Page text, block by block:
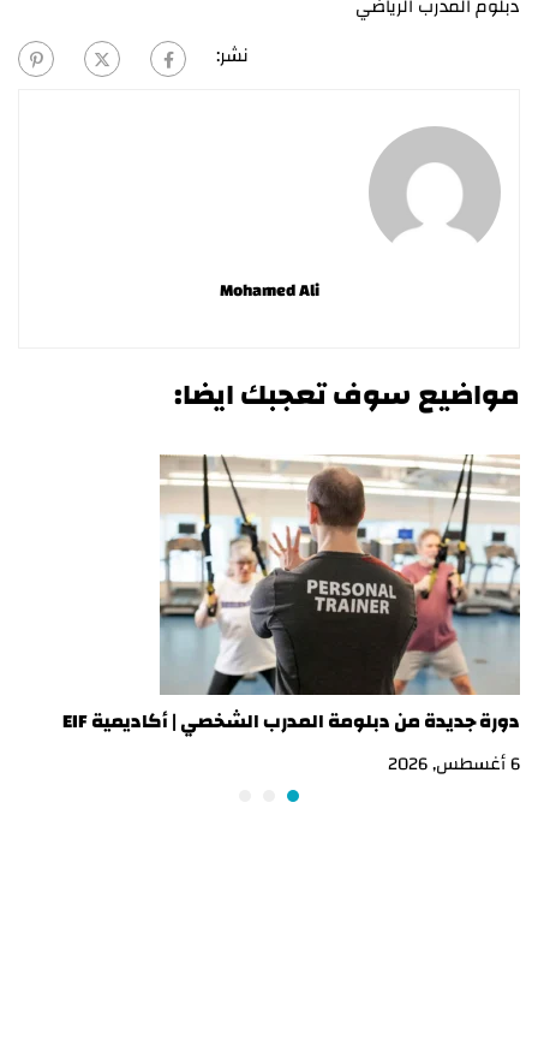
دبلوم المدرب الرياضي
نشر:
Mohamed Ali
مواضيع سوف تعجبك ايضا:
دورة جديدة من دبلومة المدرب الشخصي | أكاديمية EIF
6 أغسطس, 2026